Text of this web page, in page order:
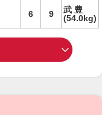
6 9
武 豊
(54.0kg)